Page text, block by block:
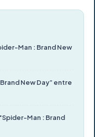
Man : Brand New
New Day” entre
Man : Brand